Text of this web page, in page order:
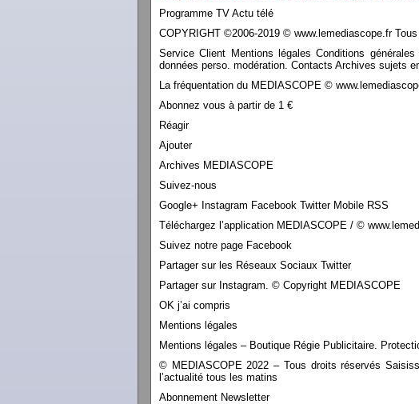
Programme TV Actu télé
COPYRIGHT ©2006-2019 © www.lemediascope.fr
Service Client Mentions légales Conditions
données perso. modération. Contacts Archives sujets
La fréquentation du MEDIASCOPE ©
Abonnez vous à partir de 1 €
Réagir
Ajouter
Archives MEDIASCOPE
Suivez-nous
Google+ Instagram Facebook Twitter Mobile RSS
Téléchargez l’application MEDIASCOPE / ©
Suivez notre page Facebook
Partager sur les Réseaux Sociaux Twitter
Partager sur Instagram. © Copyright MEDIASCOPE
OK j’ai compris
Mentions légales
Mentions légales – Boutique Régie Publicitaire.
© MEDIASCOPE 2022 – Tous droits réservés
l’actualité tous les matins
Abonnement Newsletter